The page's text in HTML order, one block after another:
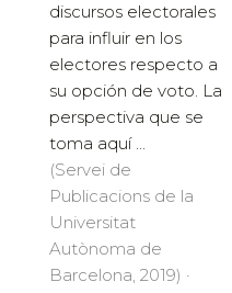
discursos electorales
para influir en los
electores respecto a
su opción de voto. La
perspectiva que se
toma aquí ...
(Servei de
Publicacions de la
Universitat
Autònoma de
Barcelona, 2019) ·